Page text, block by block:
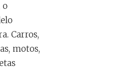
o
Carros,
motos,